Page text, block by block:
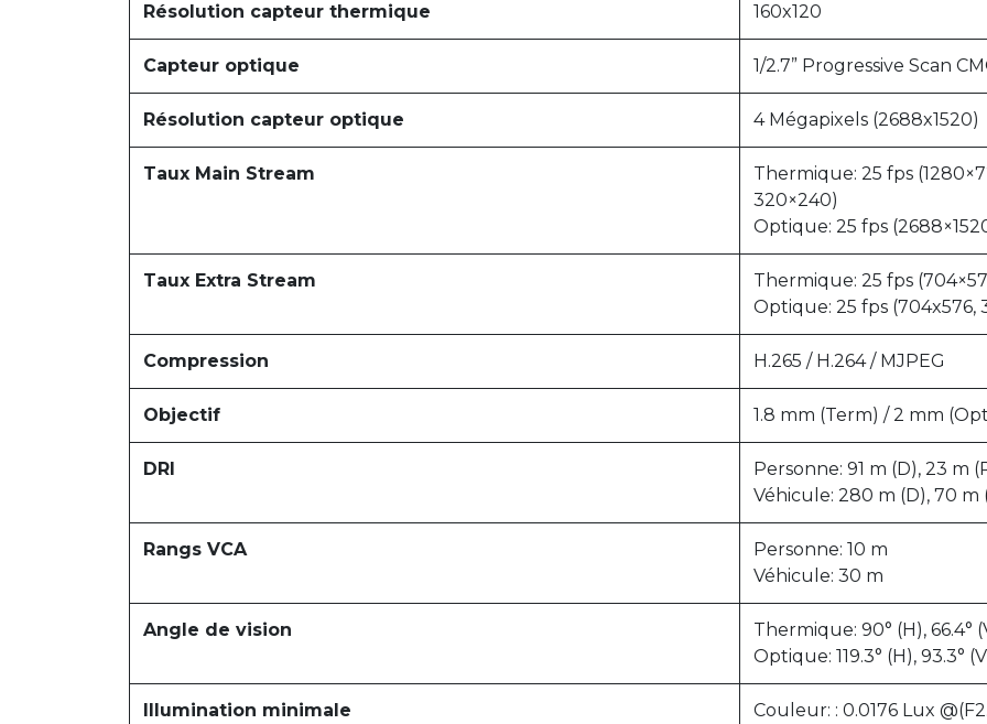
Résolution capteur thermique 160x120
Capteur optique 1/2.7” Progressive Scan
Résolution capteur optique 4 Mégapixels (2688x1520)
Taux Main Stream
Thermique: 25 fps
320×240)
Optique: 25 fps
Taux Extra Stream
Thermique: 25 fps
Optique: 25 fps (704x576,
Compression H.265 / H.264 / MJPEG
Objectif 1.8 mm (Term) / 2 mm
DRI
Personne: 91 m (D), 23 m
Véhicule: 280 m (D), 70 m
Rangs VCA
Personne: 10 m
Véhicule: 30 m
Angle de vision
Thermique: 90° (H), 66.4°
Optique: 119.3° (H), 93.3°
Illumination minimale
Couleur: : 0.0176 Lux